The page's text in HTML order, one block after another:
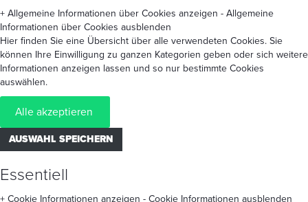
+ Allgemeine Informationen über Cookies anzeigen - Allgemeine
Informationen über Cookies ausblenden
Hier finden Sie eine Übersicht über alle verwendeten Cookies. Sie
können Ihre Einwilligung zu ganzen Kategorien geben oder sich weitere
Informationen anzeigen lassen und so nur bestimmte Cookies
auswählen.
Alle akzeptieren
AUSWAHL SPEICHERN
Essentiell
+ Cookie Informationen anzeigen - Cookie Informationen ausblenden